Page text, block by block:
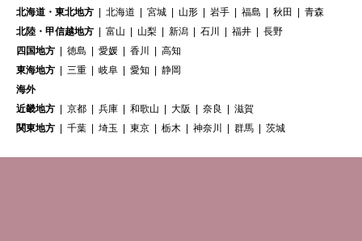
北海道・東北地方
北海道 宮城 山形 岩手 福島 秋田
青森
北陸・甲信越地方
富山 山梨 新潟 石川 福井
長野
四国地方
徳島 愛媛 香川
高知
東海地方
三重 岐阜 愛知
静岡
海外
近畿地方
京都 兵庫 和歌山 大阪 奈良
滋賀
関東地方
千葉 埼玉 東京 栃木 神奈川 群馬 茨城